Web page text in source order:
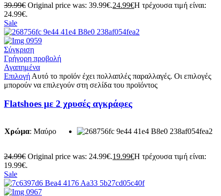
39.99€ Original price was: 39.99€.24.99€Η τρέχουσα τιμή είναι:
24.99€.
Sale
Σύγκριση
Γρήγορη προβολή
Αγαπημένα
Επιλογή Αυτό το προϊόν έχει πολλαπλές παραλλαγές. Οι επιλογές
μπορούν να επιλεγούν στη σελίδα του προϊόντος
Flatshoes με 2 χρυσές αγκράφες
Χρώμα: Μαύρο
24.99€ Original price was: 24.99€.19.99€Η τρέχουσα τιμή είναι:
19.99€.
Sale